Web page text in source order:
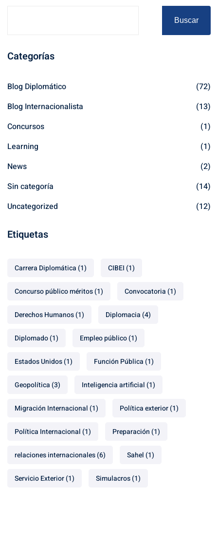
Buscar
Categorías
Blog Diplomático
(72)
Blog Internacionalista
(13)
Concursos
(1)
Learning
(1)
News
(2)
Sin categoría
(14)
Uncategorized
(12)
Etiquetas
Carrera Diplomática (1) CIBEI (1)
Concurso público méritos(1) Convocatoria (1)
Derechos Humanos(1) Diplomacia (4)
Diplomado(1) Empleo público(1)
Estados Unidos(1) Función Pública (1)
Geopolítica (3) Inteligencia artificial (1)
Migración Internacional (1) Política exterior(1)
Política Internacional (1) Preparación (1)
relaciones internacionales(6) Sahel (1)
Servicio Exterior(1) Simulacros(1)